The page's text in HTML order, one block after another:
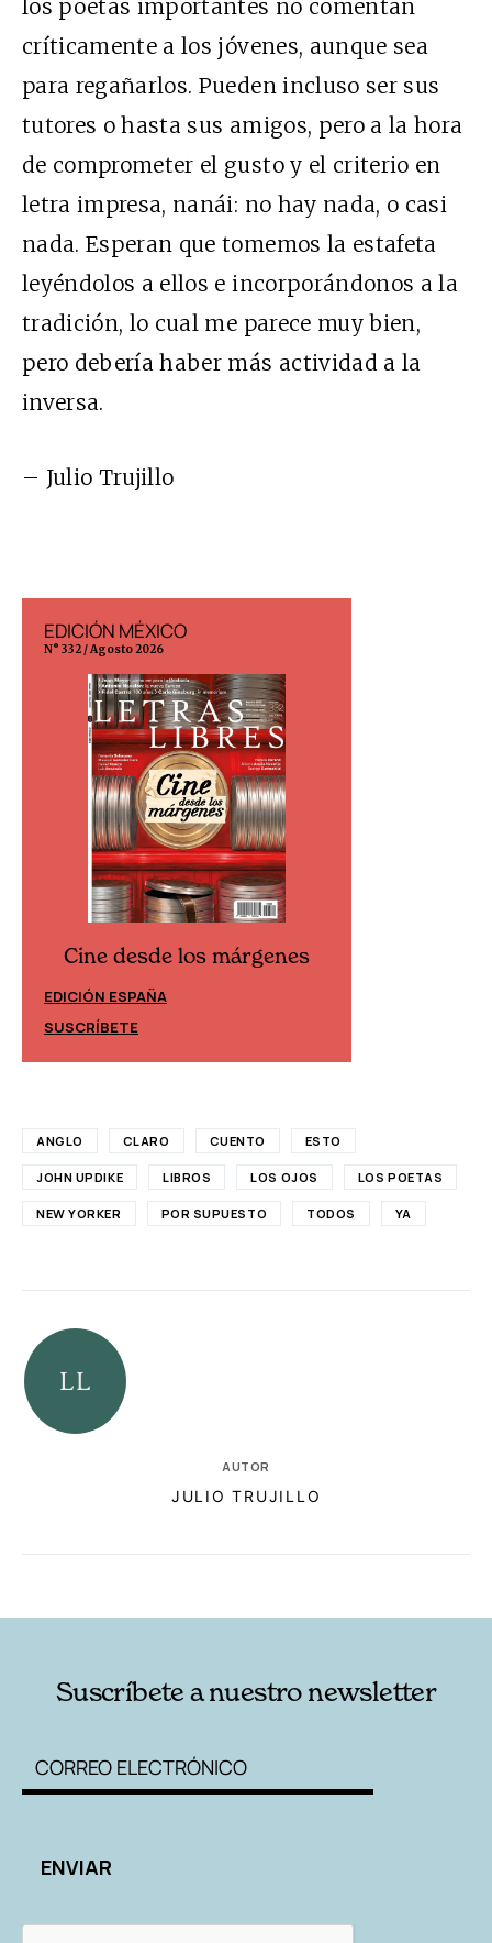
los poetas importantes no comentan
críticamente a los jóvenes, aunque sea
para regañarlos. Pueden incluso ser sus
tutores o hasta sus amigos, pero a la hora
de comprometer el gusto y el criterio en
letra impresa, nanái: no hay nada, o casi
nada. Esperan que tomemos la estafeta
leyéndolos a ellos e incorporándonos a la
tradición, lo cual me parece muy bien,
pero debería haber más actividad a la
inversa.
– Julio Trujillo
EDICIÓN MÉXICO
N° 332 / Agosto 2026
Cine desde los márgenes
EDICIÓN ESPAÑA
SUSCRÍBETE
ANGLO CLARO CUENTO ESTO
JOHN UPDIKE LIBROS LOS OJOS LOS POETAS
NEW YORKER POR SUPUESTO TODOS YA
AUTOR
JULIO TRUJILLO
Suscríbete a nuestro newsletter